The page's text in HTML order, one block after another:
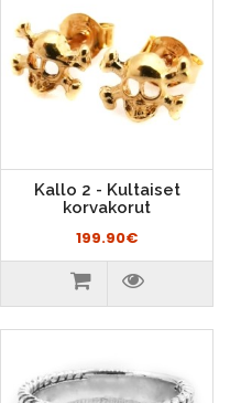
Kallo 2 - Kultaiset
korvakorut
199.90€